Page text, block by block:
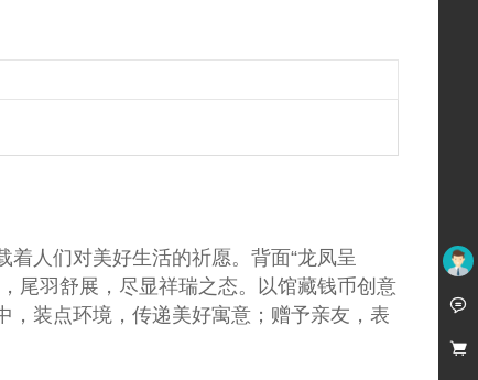
未登录


¥60.00
¥580.00
着人们对美好生活的祈愿。背面“龙凤呈
尾羽舒展，尽显祥瑞之态。以馆藏钱币创意
装点环境，传递美好寓意；赠予亲友，表